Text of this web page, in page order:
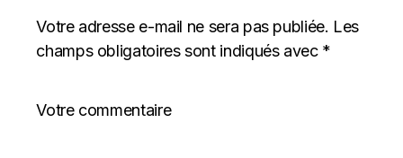
Votre adresse e-mail ne sera pas publiée. Les
champs obligatoires sont indiqués avec *